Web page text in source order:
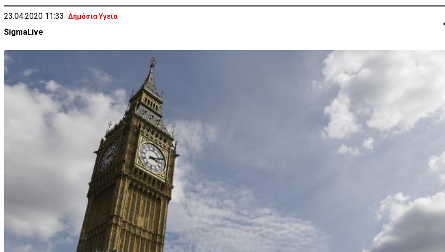
23.04.2020 11:33 Δημόσια Υγεία
SigmaLive